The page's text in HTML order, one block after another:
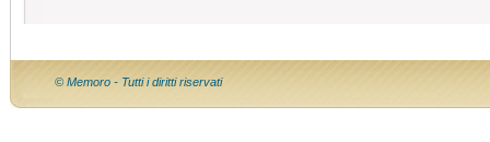
© Memoro - Tutti i diritti riservati